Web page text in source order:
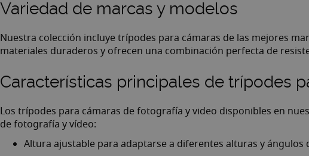
Variedad de marcas y modelos
Nuestra colección incluye trípodes para cámaras de las mejores
materiales duraderos y ofrecen una combinación perfecta de
Características principales de trípodes
Los trípodes para cámaras de fotografía y video disponibles en
de fotografía y vídeo:
Altura ajustable para adaptarse a diferentes alturas y ángulos